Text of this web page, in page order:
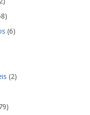
(6)
(2)